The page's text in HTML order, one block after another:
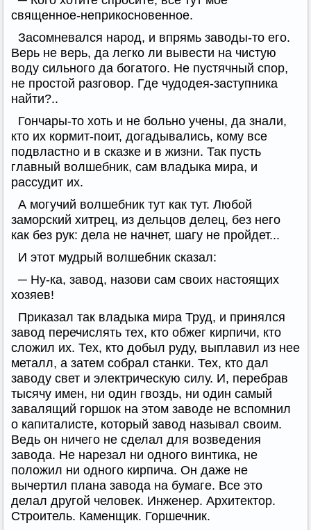
священное-неприкосновенное.
Засомневался народ, и впрямь заводы-то его.
Верь не верь, да легко ли вывести на чистую
воду сильного да богатого. Не пустячный спор,
не простой разговор. Где чудодея-заступника
найти?..
Гончары-то хоть и не больно учены, да знали,
кто их кормит-поит, догадывались, кому все
подвластно и в сказке и в жизни. Так пусть
главный волшебник, сам владыка мира, и
рассудит их.
А могучий волшебник тут как тут. Любой
заморский хитрец, из дельцов делец, без него
как без рук: дела не начнет, шагу не пройдет...
И этот мудрый волшебник сказал:
─ Ну-ка, завод, назови сам своих настоящих
хозяев!
Приказал так владыка мира Труд, и принялся
завод перечислять тех, кто обжег кирпичи, кто
сложил их. Тех, кто добыл руду, выплавил из нее
металл, а затем собрал станки. Тех, кто дал
заводу свет и электрическую силу. И, перебрав
тысячу имен, ни один гвоздь, ни один самый
завалящий горшок на этом заводе не вспомнил
о капиталисте, который завод называл своим.
Ведь он ничего не сделал для возведения
завода. Не нарезал ни одного винтика, не
положил ни одного кирпича. Он даже не
вычертил плана завода на бумаге. Все это
делал другой человек. Инженер. Архитектор.
Строитель. Каменщик. Горшечник.